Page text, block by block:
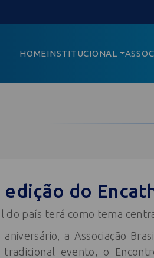
HOMEINSTITUCIONAL
edição do
país terá como tema
a Associação
tradicional evento, o